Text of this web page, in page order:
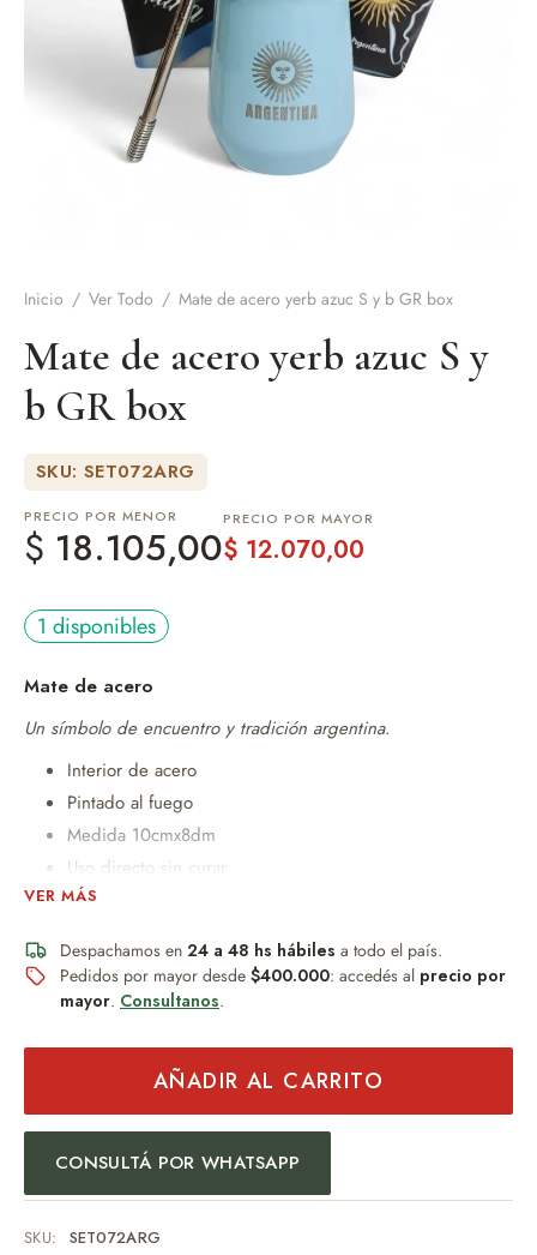
Inicio / Ver Todo / Mate de acero yerb azuc S y b GR box
Mate de acero yerb azuc S y
b GR box
SKU: SET072ARG
PRECIO POR MENOR
$ 18.105,00
PRECIO POR MAYOR
$ 12.070,00
1 disponibles
Mate de acero
Un símbolo de encuentro y tradición argentina.
Interior de acero
Pintado al fuego
Medida 10cmx8dm
Uso directo sin curar
Capacidad 150ml
--SET YERBERA Y AZUCARERA ARGENTINA
Plastificadas en su interior.
Miden 13x 18cm x6cm
Miden 12,5 x 16cmx 6cm
PESO:300 gr
VER MÁS
Despachamos en 24 a 48 hs hábiles a todo el país.
Pedidos por mayor desde $400.000: accedés al precio por
mayor. Consultanos.
AÑADIR AL CARRITO
CONSULTÁ POR WHATSAPP
SKU: SET072ARG
Asado y vino
y accesorios